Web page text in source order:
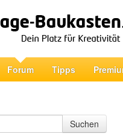
Forum Tipps
Suchen